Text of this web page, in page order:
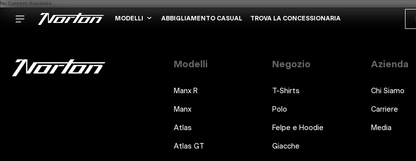
MODELLI ABBIGLIAMENTO CASUAL TROVA LA CONCESSIONARIA
No Content Available
Modelli
Manx R
Manx
Atlas
Atlas GT
Negozio
T-Shirts
Polo
Felpe e Hoodie
Giacche
Azienda
Chi Siamo
Carriere
Media